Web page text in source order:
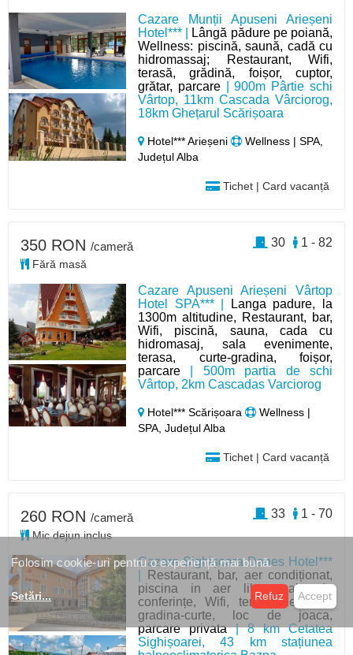
Cazare Munții Apuseni Arieșeni
Hotel*** |
Lângă pădure pe poiană,
Wellness: piscină, saună, cadă cu
hidromassaj; Restaurant, Wifi,
terasă, grădină, foișor, cuptor,
grătar, parcare| 900m Pârtie schi
Vârtop, 11km Cascada Vârciorog,
18km Ghețarul Scărișoara
Hotel*** Arieșeni
Wellness | SPA,
Județul Alba
Tichet | Card vacanță
Cazare Apuseni Arieșeni Vârtop
Hotel SPA*** |
Langa padure, la
1300m altitudine, Restaurant, bar,
Wifi, piscină, sauna, cada cu
hidromasaj, sala evenimente,
terasa, curte-gradina, foișor,
parcare | 500m partia de schi
Vârtop, 2km Cascadas Varciorog
Hotel*** Scărișoara
Wellness |
SPA, Județul Alba
Tichet | Card vacanță
350 RON /cameră
Fără masă
1 - 82
30
Cazare Sighișoara Danes Hotel***
Restaurant, bar, aer condiționat,
piscina in aer liber, sala de
conferințe, Wifi, terasa de vara,
gradina-curte, loc de joaca,
parcare privata| 8 km Cetatea
Sighișoarei, 43 km stațiunea
260 RON /cameră
Mic dejun inclus
1 - 70
33
Folosim cookie-uri pentru o experiență mai bună.
Setări... Refuz Accept